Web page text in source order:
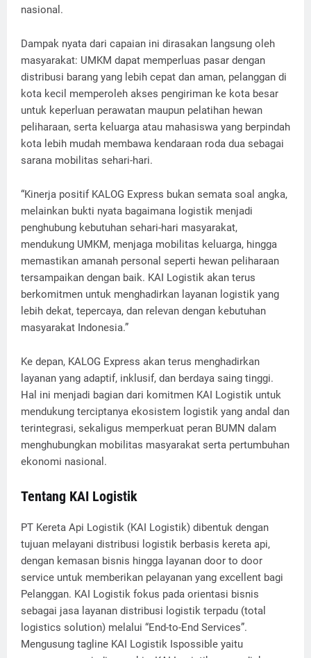
nasional.
Dampak nyata dari capaian ini dirasakan langsung oleh
masyarakat: UMKM dapat memperluas pasar dengan
distribusi barang yang lebih cepat dan aman, pelanggan di
kota kecil memperoleh akses pengiriman ke kota besar
untuk keperluan perawatan maupun pelatihan hewan
peliharaan, serta keluarga atau mahasiswa yang berpindah
kota lebih mudah membawa kendaraan roda dua sebagai
sarana mobilitas sehari-hari.
“Kinerja positif KALOG Express bukan semata soal angka,
melainkan bukti nyata bagaimana logistik menjadi
penghubung kebutuhan sehari-hari masyarakat,
mendukung UMKM, menjaga mobilitas keluarga, hingga
memastikan amanah personal seperti hewan peliharaan
tersampaikan dengan baik. KAI Logistik akan terus
berkomitmen untuk menghadirkan layanan logistik yang
lebih dekat, tepercaya, dan relevan dengan kebutuhan
masyarakat Indonesia.”
Ke depan, KALOG Express akan terus menghadirkan
layanan yang adaptif, inklusif, dan berdaya saing tinggi.
Hal ini menjadi bagian dari komitmen KAI Logistik untuk
mendukung terciptanya ekosistem logistik yang andal dan
terintegrasi, sekaligus memperkuat peran BUMN dalam
menghubungkan mobilitas masyarakat serta pertumbuhan
ekonomi nasional.
Tentang KAI Logistik
PT Kereta Api Logistik (KAI Logistik) dibentuk dengan
tujuan melayani distribusi logistik berbasis kereta api,
dengan kemasan bisnis hingga layanan door to door
service untuk memberikan pelayanan yang excellent bagi
Pelanggan. KAI Logistik fokus pada orientasi bisnis
sebagai jasa layanan distribusi logistik terpadu (total
logistics solution) melalui “End-to-End Services”.
Mengusung tagline KAI Logistik Ispossible yaitu